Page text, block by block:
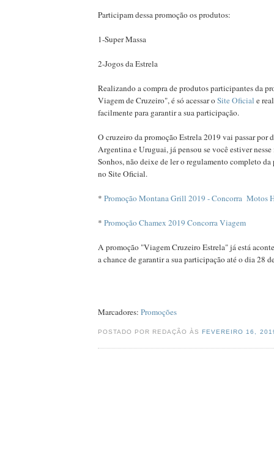
Participam dessa promoção os produtos:
1-Super Massa
2-Jogos da Estrela
Realizando a compra de produtos participantes da
Viagem de Cruzeiro", é só acessar oSite Oficial e
facilmente para garantir a sua participação.
O cruzeiro da promoção Estrela 2019 vai passar por
Argentina e Uruguai, já pensou se você estiver
Sonhos, não deixe de ler o regulamento completo
no Site Oficial.
* Promoção Montana Grill 2019 - Concorra Motos
* Promoção Chamex 2019 Concorra Viagem
A promoção "Viagem Cruzeiro Estrela" já está
a chance de garantir a sua participação até o dia 28
Marcadores: Promoções
POSTADO POR REDAÇÃO ÀSFEVEREIRO 16,